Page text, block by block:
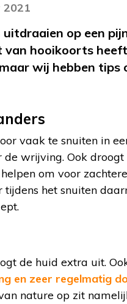
2021
op een
van hooikoorts
wij hebben
vaak te snuiten in
wrijving. Ook
om voor
tijdens het snuiten
de huid extra uit.
en zeer regelmatig
nature op zit